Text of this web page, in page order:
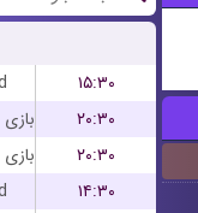
۱۵:۳۰
۲۰:۳۰
۲۰:۳۰
۱۴:۳۰